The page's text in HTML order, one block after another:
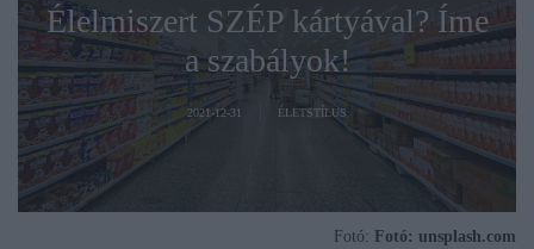
Élelmiszert SZÉP kártyával? Íme
a szabályok!
2021-12-31 ÉLETSTÍLUS
Fotó: Fotó: unsplash.com